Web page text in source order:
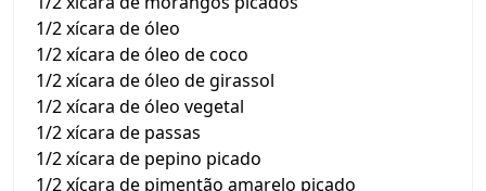
1/2 xícara de óleo
1/2 xícara de óleo de coco
1/2 xícara de óleo de girassol
1/2 xícara de óleo vegetal
1/2 xícara de passas
1/2 xícara de pepino picado
1/2 xícara de pimentão amarelo picado